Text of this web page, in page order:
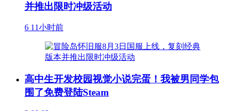
并推出限时冲级活动
6 11小时前
高中生开发校园视觉小说完蛋！我被男同学包
围了免费登陆Steam